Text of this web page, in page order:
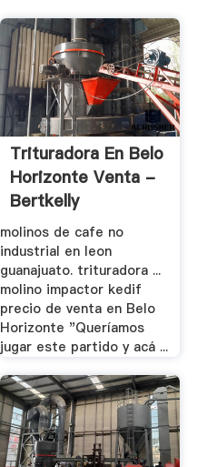
Trituradora En Belo
Horizonte Venta -
Bertkelly
molinos de cafe no
industrial en leon
guanajuato. trituradora ...
molino impactor kedif
precio de venta en Belo
Horizonte "Queríamos
jugar este partido y acá ...